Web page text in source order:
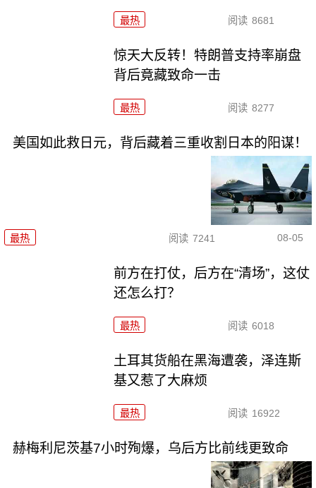
最热 阅读 8681
惊天大反转！特朗普支持率崩盘
背后竟藏致命一击
最热 阅读 8277
美国如此救日元，背后藏着三重收割日本的阳谋！
最热 阅读 7241 08-05
前方在打仗，后方在“清场”，这仗
还怎么打？
最热 阅读 6018
土耳其货船在黑海遭袭，泽连斯
基又惹了大麻烦
最热 阅读 16922
赫梅利尼茨基7小时殉爆，乌后方比前线更致命